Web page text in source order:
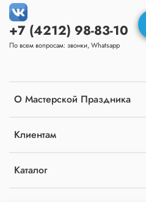
О Мастерской Праздника
Клиентам
Каталог
+7 (4212) 98-83-10
По всем вопросам: звонки, Whatsapp